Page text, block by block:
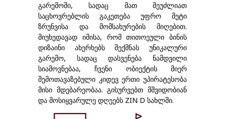
გარემოში, სადაც მათ შეუძლიათ
საცხოვრებლის გაკეთება უფრო მეტი
ზრუნვისა და მომსახურების მიღებით.
მიუხედავად იმისა, რომ თითოეული ბინის
დიზაინი ახერხებს შექმნას უნიკალური
გარემო, სადაც დასვენება ნამდვილი
სიამოვნებაა, ჩვენი ობიექტის მიერ
შემოთავაზებული კიდევ ერთი უპირატესობა
მისი მდებარეობაა. გისურვებთ მშვიდობიან
და მოსიყვარულე დღეებს ZIN D სახლში.